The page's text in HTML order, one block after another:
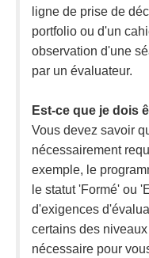
ligne de prise de
portfolio ou d'un
observation d'une
par un évaluateur.
Est-ce que je dois
Vous devez savoir
nécessairement
exemple, le
le statut 'Formé' ou
d'exigences
certains des
nécessaire pour